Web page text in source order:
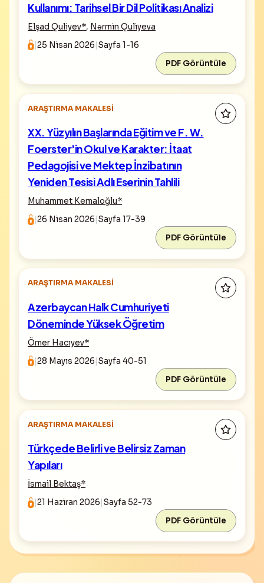
Kullanımı: Tarihsel Bir Dil Politikası Analizi
Elşad Quliyev*, Nərmin Quliyeva
|25 Nisan 2026 Sayfa 1-16
PDF Görüntüle
ARAŞTIRMA MAKALESI
XX. Yüzyılın Başlarında Eğitim ve F. W.
Foerster'in Okul ve Karakter: İtaat
Pedagojisi ve Mektep İnzibatının
Yeniden Tesisi Adlı Eserinin Tahlili
Muhammet Kemaloğlu*
|26 Nisan 2026 Sayfa 17-39
PDF Görüntüle
ARAŞTIRMA MAKALESI
Azerbaycan Halk Cumhuriyeti
Döneminde Yüksek Öğretim
Ömer Hacıyev*
|28 Mayıs 2026 Sayfa 40-51
PDF Görüntüle
ARAŞTIRMA MAKALESI
Türkçede Belirli ve Belirsiz Zaman
Yapıları
İsmail Bektaş*
|21 Haziran 2026 Sayfa 52-73
PDF Görüntüle